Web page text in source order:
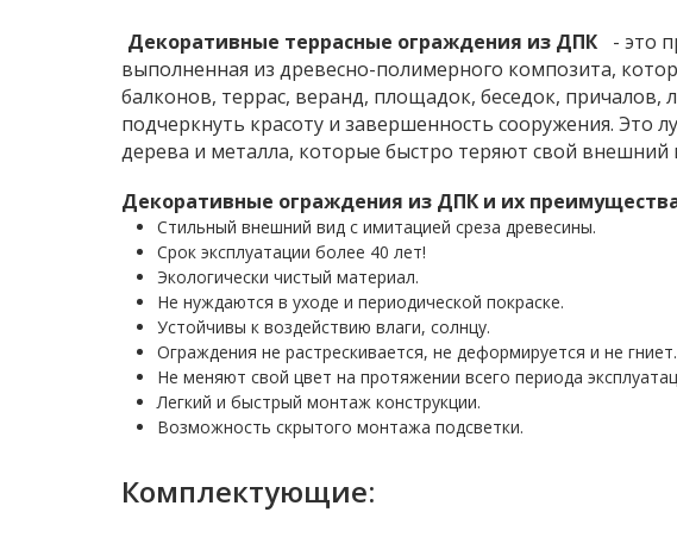
Декоративные террасные ограждения из ДПК
- это
выполненная из древесно-полимерного композита,
балконов, террас, веранд, площадок, беседок, причалов,
подчеркнуть красоту и завершенность сооружения. Это
дерева и металла, которые быстро теряют свой внешний
Декоративные ограждения из ДПК и их
Стильный внешний вид с имитацией среза древесины.
Срок эксплуатации более 40 лет!
Экологически чистый материал.
Не нуждаются в уходе и периодической покраске.
Устойчивы к воздействию влаги, солнцу.
Ограждения не растрескивается, не деформируется и не гниет.
Не меняют свой цвет на протяжении всего периода
Легкий и быстрый монтаж конструкции.
Возможность скрытого монтажа подсветки.
Комплектующие: